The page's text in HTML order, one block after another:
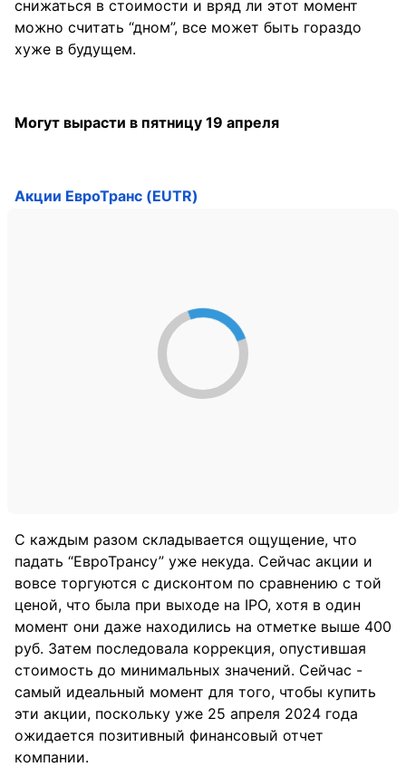
снижаться в стоимости и вряд ли этот момент
можно считать “дном”, все может быть гораздо
хуже в будущем.
Могут вырасти в пятницу 19 апреля
Акции ЕвроТранс (EUTR)
С каждым разом складывается ощущение, что
падать “ЕвроТрансу” уже некуда. Сейчас акции и
вовсе торгуются с дисконтом по сравнению с той
ценой, что была при выходе на IPO, хотя в один
момент они даже находились на отметке выше 400
руб. Затем последовала коррекция, опустившая
стоимость до минимальных значений. Сейчас -
самый идеальный момент для того, чтобы купить
эти акции, поскольку уже 25 апреля 2024 года
ожидается позитивный финансовый отчет
компании.